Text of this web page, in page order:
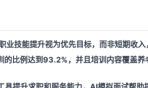
技能提升视为优先目标，而非短期收入
的比例达到93.2%，并且培训内容覆盖